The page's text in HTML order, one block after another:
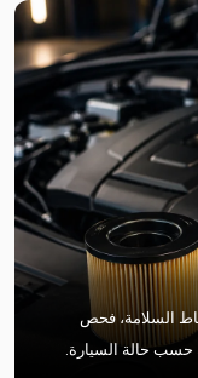
السلامة، فحص
حسب حالة السيارة.